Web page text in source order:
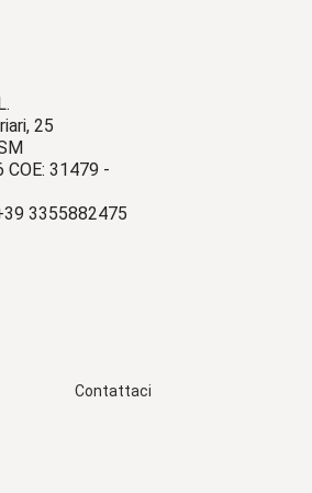
25
COE: 31479 -
3355882475
Contattaci